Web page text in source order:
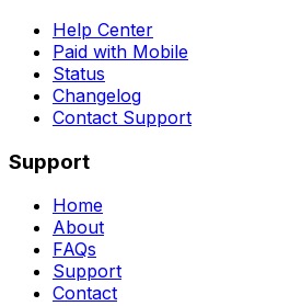
Help Center
Paid with Mobile
Status
Changelog
Contact Support
Support
Home
About
FAQs
Support
Contact